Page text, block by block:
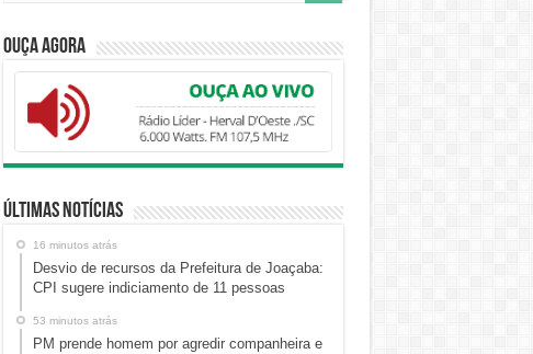
Ouça Agora
Últimas Notícias
16 minutos atrás
Desvio de recursos da Prefeitura de Joaçaba:
CPI sugere indiciamento de 11 pessoas
53 minutos atrás
PM prende homem por agredir companheira e